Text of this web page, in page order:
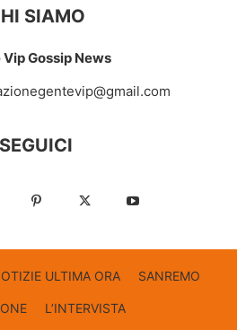
SIAMO
Vip Gossip News
SEGUICI
ULTIMA ORA SANREMO
L’INTERVISTA